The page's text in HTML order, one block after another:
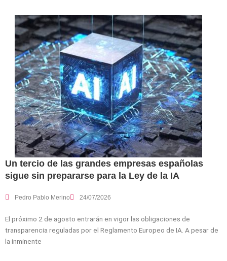
Un tercio de las grandes empresas españolas
sigue sin prepararse para la Ley de la IA
Pedro Pablo Merino 24/07/2026
El próximo 2 de agosto entrarán en vigor las obligaciones de
transparencia reguladas por el Reglamento Europeo de IA. A pesar de
la inminente